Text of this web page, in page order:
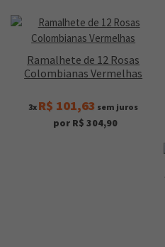
Ramalhete de 12 Rosas
Colombianas Vermelhas
3x R$ 101,63 sem juros
por R$ 304,90